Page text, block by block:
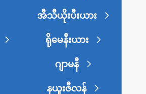
အီသီယိုးပီးယား
ရိုမေနီးယား
ဂျာမနီ
နယူးဇီလန်